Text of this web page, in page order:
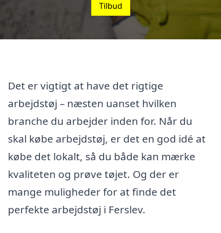
Tilbud
Det er vigtigt at have det rigtige
arbejdstøj – næsten uanset hvilken
branche du arbejder inden for. Når du
skal købe arbejdstøj, er det en god idé at
købe det lokalt, så du både kan mærke
kvaliteten og prøve tøjet. Og der er
mange muligheder for at finde det
perfekte arbejdstøj i Ferslev.